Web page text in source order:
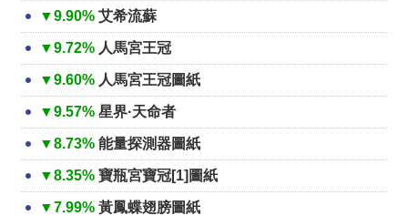
▼9.90% 艾希流蘇
▼9.72% 人馬宮王冠
▼9.60% 人馬宮王冠圖紙
▼9.57% 星界·天命者
▼8.73% 能量探測器圖紙
▼8.35% 寶瓶宮寶冠[1]圖紙
▼7.99% 黃鳳蝶翅膀圖紙